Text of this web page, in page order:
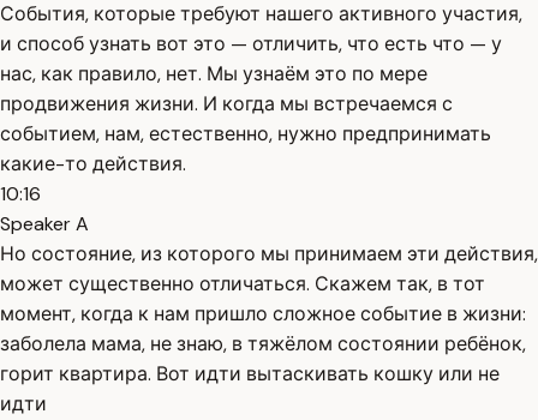
События, которые требуют нашего активного участия,
и способ узнать вот это — отличить, что есть что — у
нас, как правило, нет. Мы узнаём это по мере
продвижения жизни. И когда мы встречаемся с
событием, нам, естественно, нужно предпринимать
какие-то действия.
10:16
Speaker A
Но состояние, из которого мы принимаем эти действия,
может существенно отличаться. Скажем так, в тот
момент, когда к нам пришло сложное событие в жизни:
заболела мама, не знаю, в тяжёлом состоянии ребёнок,
горит квартира. Вот идти вытаскивать кошку или не
идти